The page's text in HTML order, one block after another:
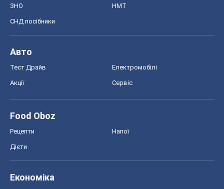
ЗНО НМТ
СНД посібники
Авто
Тест Драйв Електромобілі
Акції Сервіс
Food Oboz
Рецепти Напої
Дієти
Економіка